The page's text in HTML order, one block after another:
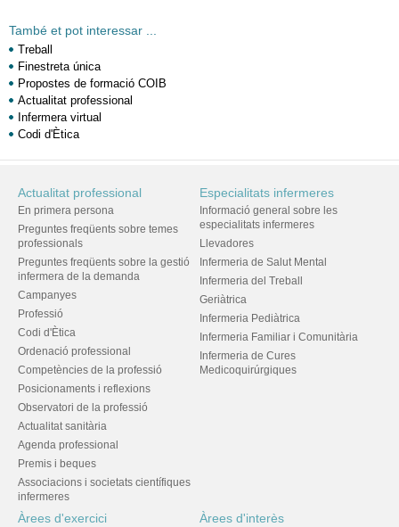
També et pot interessar ...
Treball
Finestreta única
Propostes de formació COIB
Actualitat professional
Infermera virtual
Codi d'Ètica
Actualitat professional
En primera persona
Preguntes freqüents sobre temes
professionals
Preguntes freqüents sobre la gestió
infermera de la demanda
Campanyes
Professió
Codi d'Ètica
Ordenació professional
Competències de la professió
Posicionaments i reflexions
Observatori de la professió
Actualitat sanitària
Agenda professional
Premis i beques
Associacions i societats científiques
infermeres
Especialitats infermeres
Informació general sobre les
especialitats infermeres
Llevadores
Infermeria de Salut Mental
Infermeria del Treball
Geriàtrica
Infermeria Pediàtrica
Infermeria Familiar i Comunitària
Infermeria de Cures
Medicoquirúrgiques
Àrees d'exercici Àrees d'interès